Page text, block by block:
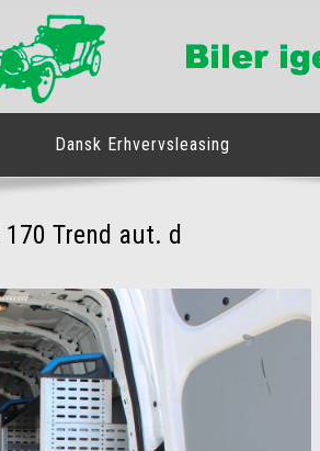
Dansk Erhvervsleasing
Trend aut. d